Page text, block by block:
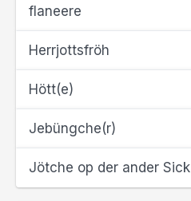
flaneere
Herrjottsfröh
Hött(e)
Jebüngche(r)
Jötche op der ander Sick